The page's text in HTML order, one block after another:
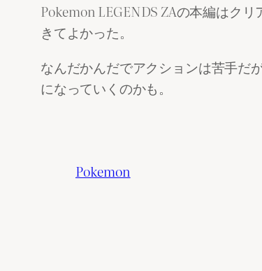
Pokemon LEGENDS ZAの本編はク
きてよかった。
なんだかんだでアクションは苦手だ
になっていくのかも。
Pokemon